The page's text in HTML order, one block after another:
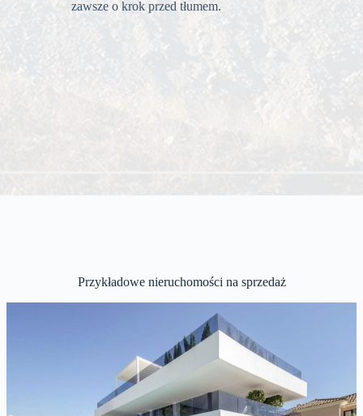
zawsze o krok przed tłumem.
Przykładowe nieruchomości na sprzedaż